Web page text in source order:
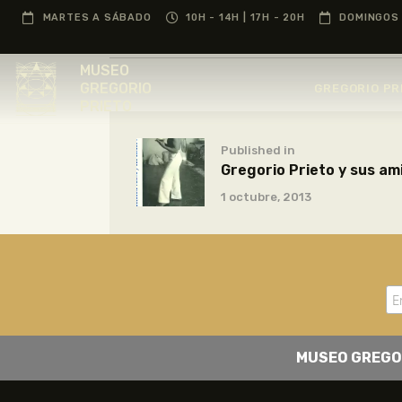
MARTES A SÁBADO 10H - 14H | 17H - 20H
MUSEO
Published in
Gregorio Prieto y sus
1 octubre, 2013
MUSEO